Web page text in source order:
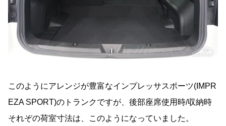
このようにアレンジが豊富なインプレッサスポーツ(IMPR
EZA SPORT)のトランクですが、後部座席使用時/収納時
それぞの荷室寸法は、このようになっていました。